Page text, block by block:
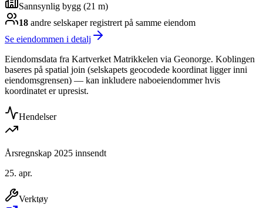
Sannsynlig bygg (21 m)
18 andre selskaperregistrert på samme eiendom
Se eiendommen i detalj
Eiendomsdata fra Kartverket Matrikkelen via Geonorge. Koblingen
baseres på spatial join (selskapets geocodede koordinat ligger inni
eiendomsgrensen) — kan inkludere naboeiendommer hvis
koordinatet er upresist.
Hendelser
Årsregnskap 2025 innsendt
25. apr.
Verktøy